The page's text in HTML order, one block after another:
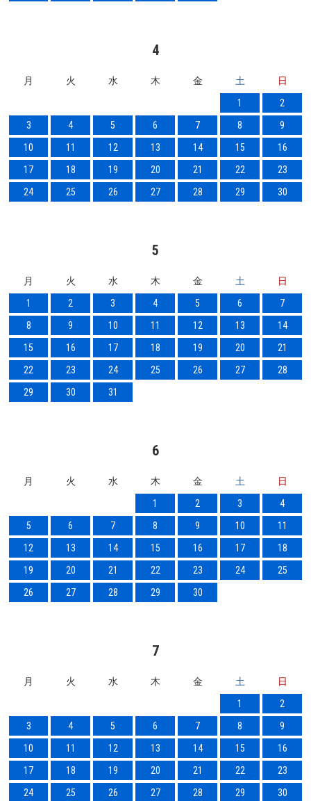
4
月 火 水 木 金 土
日
1
2
3
4 5 6 7 8
9
10
11 12 13 14 15
16
17
18 19 20 21 22
23
24
25 26 27 28 29 30
5
月 火 水 木 金 土
日
1
2 3 4 5 6
7
8
9 10 11 12 13
14
15
16 17 18 19 20
21
22
23 24 25 26 27
28
29
30 31
6
月 火 水 木 金 土
日
1
2 3
4
5
6 7 8 9 10
11
12
13 14 15 16 17
18
19
20 21 22 23 24
25
26
27 28 29 30
7
月 火 水 木 金 土
日
1
2
3
4 5 6 7 8
9
10
11 12 13 14 15
16
17
18 19 20 21 22
23
24
25 26 27 28 29 30